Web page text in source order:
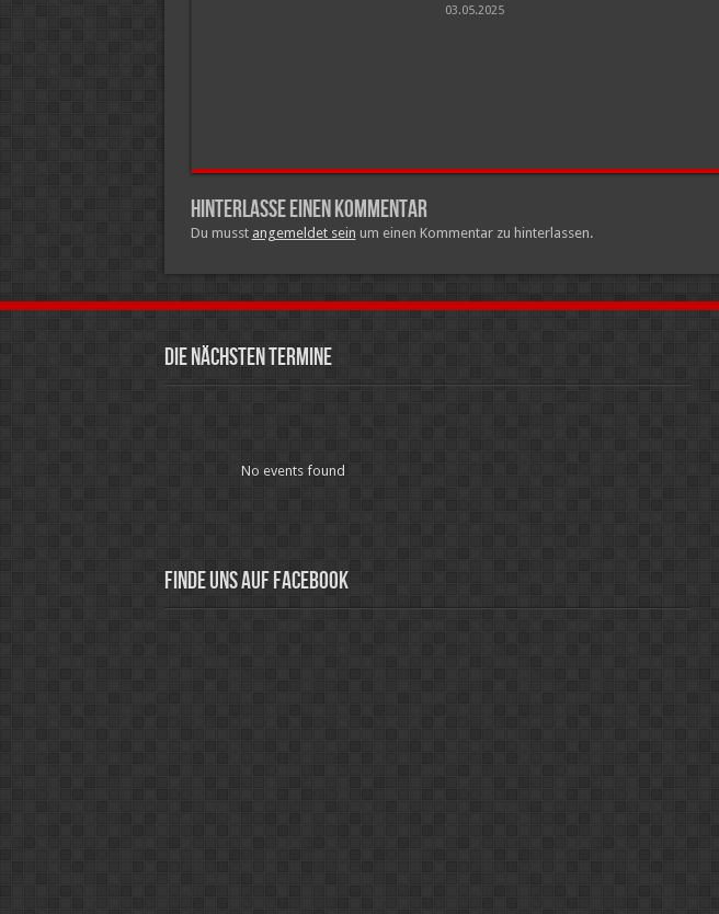
03.05.2025
Hinterlasse einen Kommentar
Du musst angemeldet sein um einen Kommentar zu hinterlassen.
Die nächsten Termine
No events found
Finde uns auf Facebook